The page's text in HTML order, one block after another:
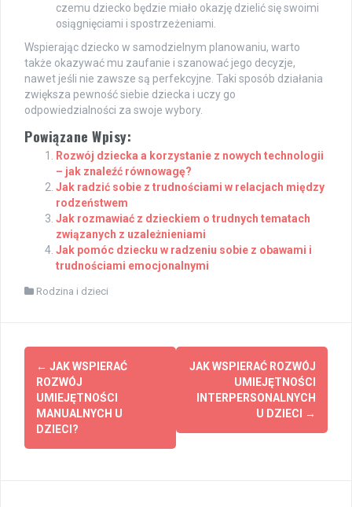
czemu dziecko będzie miało okazję dzielić się swoimi
osiągnięciami i spostrzeżeniami.
Wspierając dziecko w samodzielnym planowaniu, warto
także okazywać mu zaufanie i szanować jego decyzje,
nawet jeśli nie zawsze są perfekcyjne. Taki sposób działania
zwiększa pewność siebie dziecka i uczy go
odpowiedzialności za swoje wybory.
Powiązane Wpisy:
Rozwój dziecka a korzystanie z nowych technologii
– jak znaleźć równowagę?
Jak radzić sobie z trudnościami w relacjach między
rodzeństwem
Jak rozmawiać z dzieckiem o trudnych tematach
związanych z uzależnieniami
Jak pomóc dziecku w radzeniu sobie z obawami i
trudnościami emocjonalnymi
Rodzina i dzieci
Post
navigation
← JAK WSPIERAĆ
ROZWÓJ
UMIEJĘTNOŚCI
MANUALNYCH U
DZIECI?
JAK WSPIERAĆ ROZWÓJ
UMIEJĘTNOŚCI
INTERPERSONALNYCH
U DZIECI
→